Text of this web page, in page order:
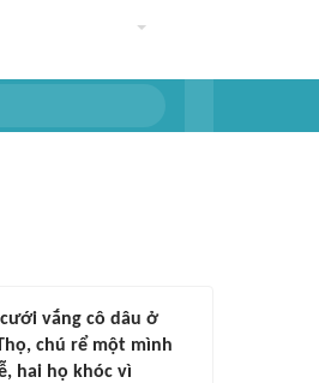
vắng cô dâu ở
chú rể một mình
hai họ khóc vì